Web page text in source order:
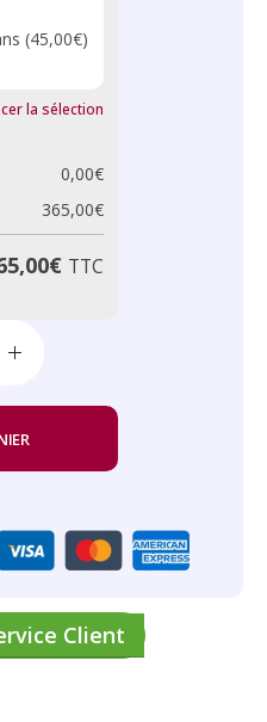
(45,00€)
la sélection
0,00€
365,00€
€ TTC
Client